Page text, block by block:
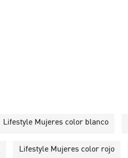
Lifestyle Mujeres color blanco
Lifestyle Mujeres color rojo